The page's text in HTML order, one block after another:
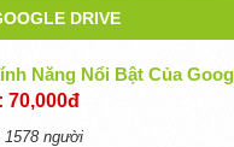
DRIVE
Năng Nổi Bật Của
70,000đ
người